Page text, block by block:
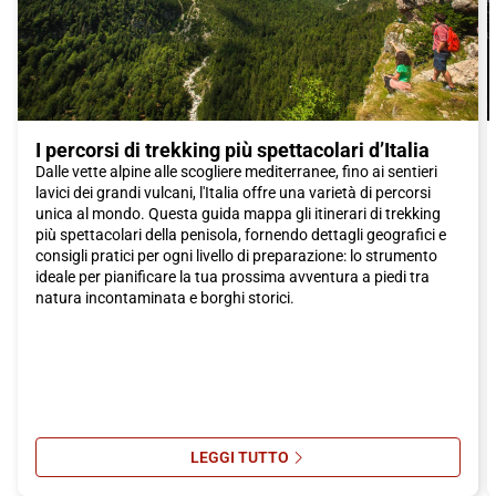
d'Italia. Non vediamo l'ora di darti il benvenuto a Firenze, la città
degli artisti e dei sognatori.
I percorsi di trekking più spettacolari d’Italia
Dalle vette alpine alle scogliere mediterranee, fino ai sentieri
lavici dei grandi vulcani, l'Italia offre una varietà di percorsi
unica al mondo. Questa guida mappa gli itinerari di trekking
più spettacolari della penisola, fornendo dettagli geografici e
consigli pratici per ogni livello di preparazione: lo strumento
ideale per pianificare la tua prossima avventura a piedi tra
natura incontaminata e borghi storici.
LEGGI TUTTOSU I PERCORSI DI TREKKING PIÙ